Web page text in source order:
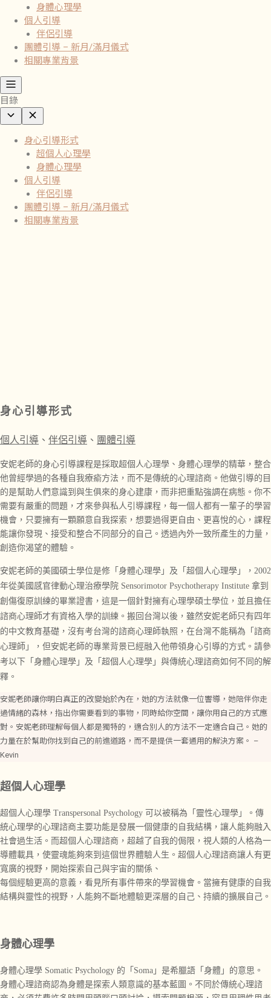
身體心理學
個人引導
伴侶引導
團體引導 – 新月/滿月儀式
相關專業背景
目錄
身心引導形式
超個人心理學
身體心理學
個人引導
伴侶引導
團體引導 – 新月/滿月儀式
相關專業背景
身心引導形式
個人引導 、 伴侶引導 、 團體引導
安妮老師的身心引導課程是採取超個人心理學、 身體心理學的精華，整合
他曾經學過的各種自我療瘉方法，而不是傳統的心理諮商。他做引導的目
的是幫助人們意識到與生俱來的身心建康，而非把重點強調在病態。 你不
需要有嚴重的問題，才來參與私人引導課程，每一個人都有一輩子的學習
機會，只要擁有一顆願意自我探索，想要過得更自由、更喜悅的心，課程
能讓你發現、接受和整合不同部分的自己。透過內外一致所產生的力量，
創造你渴望的體驗。
安妮老師的美國碩士學位是修「身體心理學」及「超個人心理學」，2002
年從美國感官律動心理治療學院 Sensorimotor Psychotherapy Institute 拿到
創傷復原訓練的畢業證書，這是一個針對擁有心理學碩士學位，並且擔任
諮商心理師才有資格入學的訓練。搬回台灣以後，雖然安妮老師只有四年
的中文教育基礎，沒有考台灣的諮商心理師執照， 在台灣不能稱為「諮商
心理師」，但安妮老師的專業背景已經融入他帶領身心引導的方式。請參
考以下 「 身體心理學 」及 「 超個人心理學 」與傳統心理諮商如何不同的解
釋。
安妮老師讓你明白真正的改變始於內在，她的方法就像一位響導，她陪伴你走
過情緒的森林，指出你需要看到的事物，同時給你空間，讓你用自己的方式應
對。安妮老師理解每個人都是獨特的，適合別人的方法不一定適合自己。她的
力量在於幫助你找到自己的前進道路，而不是提供一套通用的解決方案。 –
Kevin
超個人心理學
超個人心理學 Transpersonal Psychology 可以被稱為「靈性心理學」。傳
統心理學的心理諮商主要功能是發展一個健康的自我結構，讓人能夠融入
社會過生活。而超個人 心理諮商， 超越了自我的侷限， 視人類的人格為一
導體載具，使靈魂能夠來到這個世界體驗人生。 超個人心理諮商讓人有更
寬廣的視野，開始探索自己與宇宙的關係、
每個經驗更高的意義，看見所有事件帶來的學習機會。當擁有健康的自我
結構與靈性的視野，人能夠不斷地體驗更深層的自己、持續的擴展自己 。
身體心理學
身體心理學 Somatic Psychology 的「Soma」是希臘語「身體」的意思。
身體心理諮商認為身體是探索 人類意識的基本藍圖。不同於傳統心理諮